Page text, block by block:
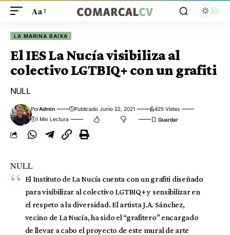
Aa
LA MARINA BAIXA
El IES La Nucía visibiliza al
colectivo LGTBIQ+ con un grafiti
NULL
PorAdmin Publicado Junio 22, 2021
425 Vistas
1 Min Lectura
NULL
El Instituto de La Nucía cuenta con un grafiti diseñado
para visibilizar al colectivo LGTBIQ+ y sensibilizar en
el respeto a la diversidad. El artista J.A. Sánchez,
vecino de La Nucía, ha sido el “grafitero” encargado
de llevar a cabo el proyecto de este mural de arte